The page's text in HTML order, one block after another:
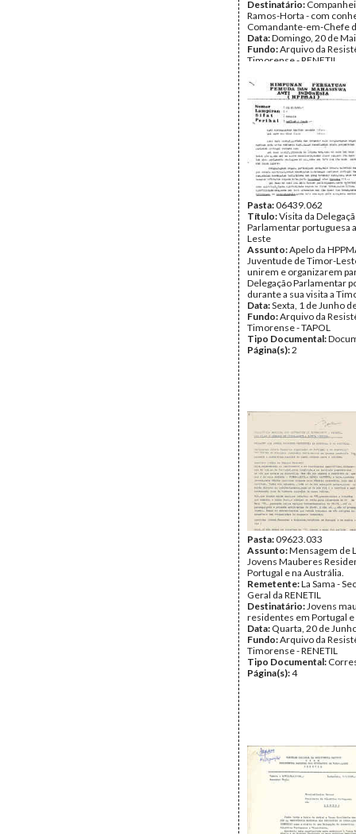
Destinatário:
Ramos-Horta - com
Comandante-em-Chefe
Data:Domingo, 20 de
Fundo:Arquivo da
Timorense - RENETIL
Página(s):2
Pasta:06439.062
Título:Visita da
Parlamentar portuguesa
Leste
Assunto:Apelo da
Juventude de Timor-
unirem e organizarem
Delegação Parlamentar
durante a sua visita a
Data:Sexta, 1 de Junho
Fundo:Arquivo da
Timorense - TAPOL
Tipo Documental:
Página(s):2
Pasta:09623.033
Assunto:Mensagem de
Jovens Mauberes
Portugal e na Austrália.
Remetente:La Sama -
Geral da RENETIL
Destinatário:Jovens
residentes em Portugal
Data: Quarta, 20 de
Fundo:Arquivo da
Timorense - RENETIL
Tipo Documental:
Página(s):4